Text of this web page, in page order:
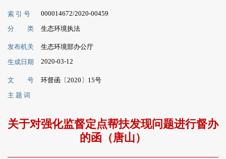
索 引 号 000014672/2020-00459
分 类 生态环境执法
发布机关
生态环境部办公厅
生成日期
2020-03-12
文 号
环督函〔2020〕15号
主 题 词
关于对强化监督定点帮扶发现问题进行督办
的函（唐山）